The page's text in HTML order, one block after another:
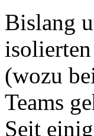
Bislang
(wozu
Teams
Seit